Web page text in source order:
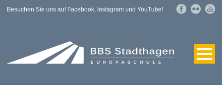
Besuchen Sie uns auf Facebook, Instagram und YouTube!